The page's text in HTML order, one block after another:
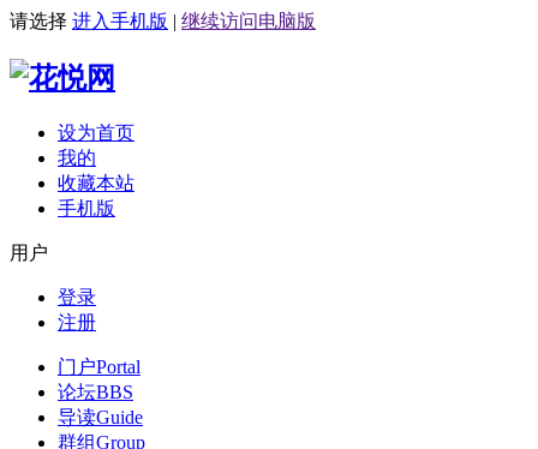
请选择 进入手机版 | 继续访问电脑版
设为首页
我的
收藏本站
手机版
用户
登录
注册
门户Portal
论坛BBS
导读Guide
群组Group